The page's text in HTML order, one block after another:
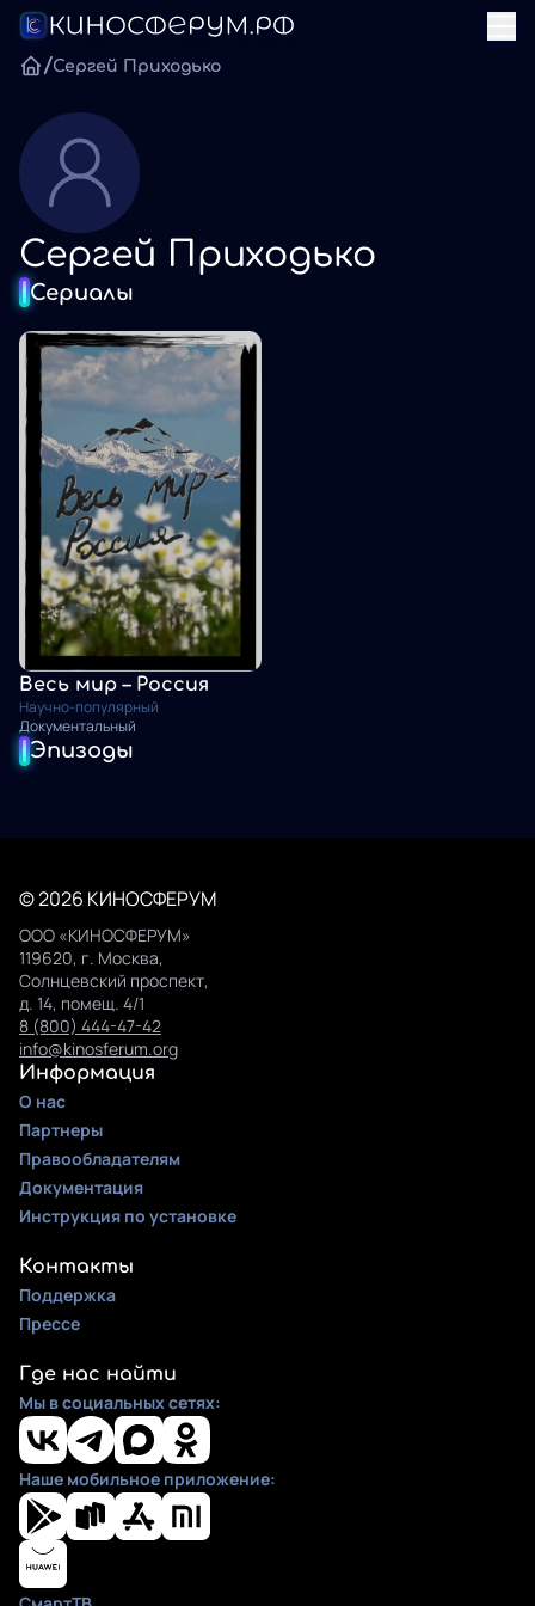
/Сергей Приходько
Сергей Приходько
Сериалы
Весь мир – Россия
Научно-популярный
Документальный
Эпизоды
© 2026 КИНОСФЕРУМ
ООО «КИНОСФЕРУМ»
119620, г. Москва,
Солнцевский проспект,
д. 14, помещ. 4/1
8 (800) 444-47-42
info@kinosferum.org
Информация
О нас
Партнеры
Правообладателям
Документация
Инструкция по установке
Контакты
Поддержка
Прессе
Где нас найти
Мы в социальных сетях:
Наше мобильное приложение: